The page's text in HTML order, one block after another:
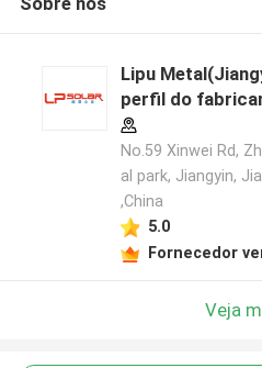
Lipu
perfil do
No.59 Xinwei Rd,
al park, Jiangyin,
,China
5.0
Fornecedor
Veja